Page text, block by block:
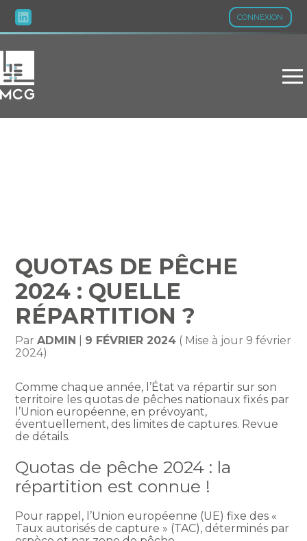
CONNEXION
Aller
au
QUOTAS DE PÊCHE
2024 : QUELLE
RÉPARTITION ?
ParADMIN 9 FÉVRIER 2024 ( Mise à jour 9 février
2024)
Comme chaque année, l’État va répartir sur son
territoire les quotas de pêches nationaux fixés par
l’Union européenne, en prévoyant,
éventuellement, des limites de captures. Revue
de détails.
Quotas de pêche 2024 : la
répartition est connue !
Pour rappel, l’Union européenne (UE) fixe des «
Taux autorisés de capture » (TAC), déterminés par